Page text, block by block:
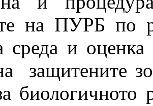
на ПУРБ по
среда и
защитените
биологичното